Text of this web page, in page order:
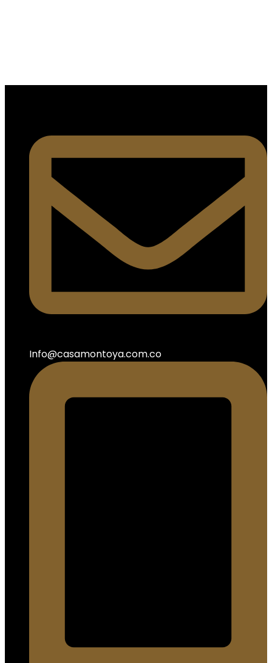
Info@casamontoya.com.co